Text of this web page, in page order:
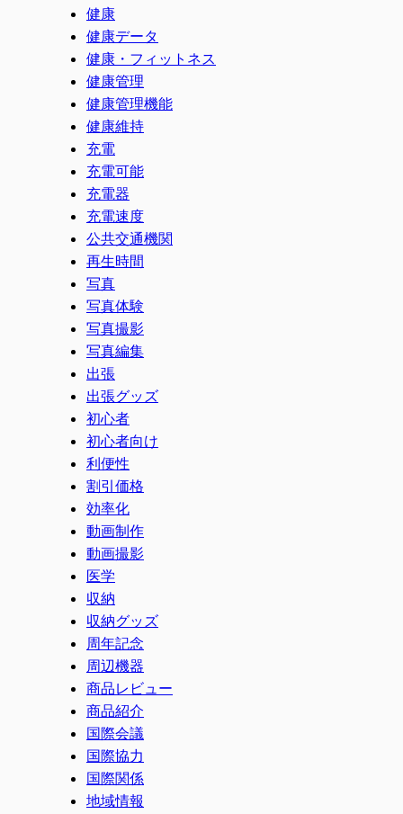
健康
健康データ
健康・フィットネス
健康管理
健康管理機能
健康維持
充電
充電可能
充電器
充電速度
公共交通機関
再生時間
写真
写真体験
写真撮影
写真編集
出張
出張グッズ
初心者
初心者向け
利便性
割引価格
効率化
動画制作
動画撮影
医学
収納
収納グッズ
周年記念
周辺機器
商品レビュー
商品紹介
国際会議
国際協力
国際関係
地域情報